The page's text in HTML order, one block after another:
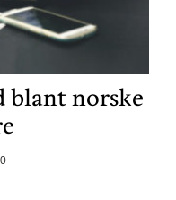
blant norske